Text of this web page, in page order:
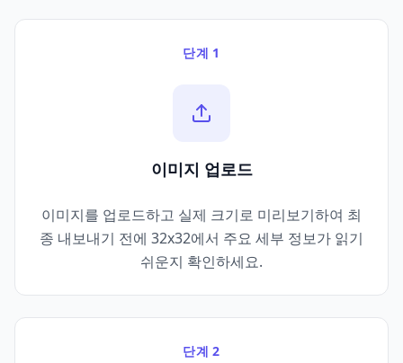
단계 1
이미지 업로드
이미지를 업로드하고 실제 크기로 미리보기하여 최
종 내보내기 전에 32x32에서 주요 세부 정보가 읽기
쉬운지 확인하세요.
단계 2